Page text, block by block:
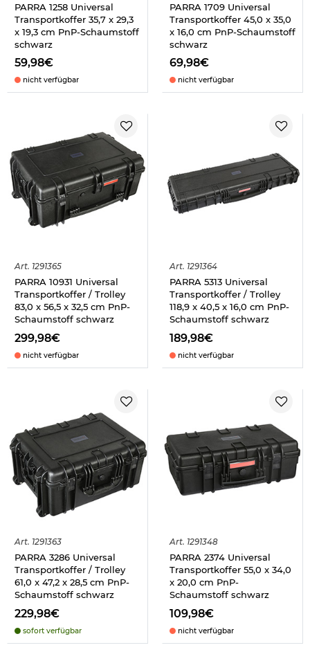
PARRA 1258 Universal
Transportkoffer 35,7 x 29,3
x 19,3 cm PnP-Schaumstoff
schwarz
59,98€
nicht verfügbar
PARRA 1709 Universal
Transportkoffer 45,0 x 35,0
x 16,0 cm PnP-Schaumstoff
schwarz
69,98€
nicht verfügbar
Art. 1291365
PARRA 10931 Universal
Transportkoffer / Trolley
83,0 x 56,5 x 32,5 cm PnP-
Schaumstoff schwarz
299,98€
nicht verfügbar
Art. 1291364
PARRA 5313 Universal
Transportkoffer / Trolley
118,9 x 40,5 x 16,0 cm PnP-
Schaumstoff schwarz
189,98€
nicht verfügbar
Art. 1291363
PARRA 3286 Universal
Transportkoffer / Trolley
61,0 x 47,2 x 28,5 cm PnP-
Schaumstoff schwarz
229,98€
sofort verfügbar
Art. 1291348
PARRA 2374 Universal
Transportkoffer 55,0 x 34,0
x 20,0 cm PnP-
Schaumstoff schwarz
109,98€
nicht verfügbar